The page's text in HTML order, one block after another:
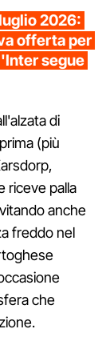
2026:
offerta per
segue
di
(più
riceve palla
anche
freddo nel
che